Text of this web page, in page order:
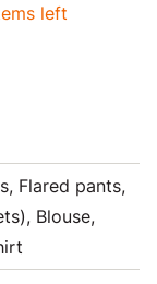
left
Flared pants,
Blouse,